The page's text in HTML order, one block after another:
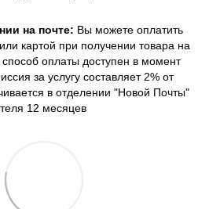
на почте: Вы можете оплатить
картой при получении товара на
оплаты доступен в момент
за услугу составляет 2% от
в отделении "Новой Почты"
12 месяцев